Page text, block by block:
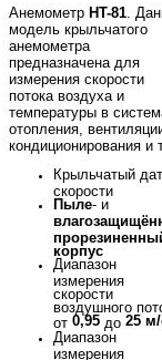
Анемометр HT-81.
модель крыльчатого
анемометра
предназначена для
измерения скорости
потока воздуха и
температуры в
отопления,
кондиционирования и
Крыльчатый
скорости
Пыле- и
корпус
Диапазон
измерения
скорости
воздушного
от 0,95 до 25
Диапазон
измерения